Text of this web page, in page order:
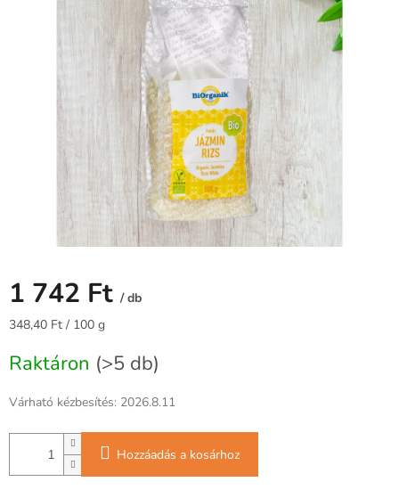
csillag.
1 742 Ft / db
Egységár:
348,40 Ft / 100 g
Raktáron (>5 db)
Várható kézbesítés: 2026.8.11
Hozzáadás a kosárhoz